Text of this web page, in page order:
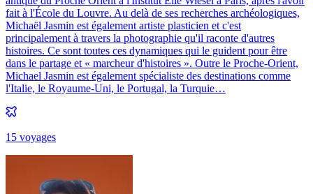
fait à l'École du Louvre. Au delà de ses recherches archéologiques,
Michaël Jasmin est également artiste plasticien et c'est
principalement à travers la photographie qu'il raconte d'autres
histoires. Ce sont toutes ces dynamiques qui le guident pour être
dans le partage et « marcheur d'histoires ». Outre le Proche-Orient,
Michael Jasmin est également spécialiste des destinations comme
l'Italie, le Royaume-Uni, le Portugal, la Turquie…
15 voyages